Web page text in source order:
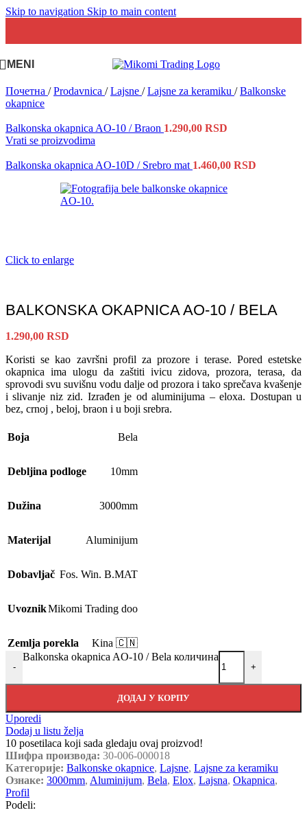
Skip to navigation Skip to main content
MENI
Почетна / Prodavnica / Lajsne / Lajsne za keramiku / Balkonske
okapnice
Balkonska okapnica AO-10 / Braon 1.290,00 RSD
Vrati se proizvodima
Balkonska okapnica AO-10D / Srebro mat 1.460,00 RSD
Click to enlarge
BALKONSKA OKAPNICA AO-10 / BELA
1.290,00 RSD
Koristi se kao završni profil za prozore i terase. Pored estetske
okapnica ima ulogu da zaštiti ivicu zidova, prozora, terasa, da
sprovodi svu suvišnu vodu dalje od prozora i tako sprečava kvašenje
i slivanje niz zid. Izrađen je od aluminijuma – eloxa. Dostupan u
bez, crnoj , beloj, braon i u boji srebra.
Boja Bela
Debljina podloge 10mm
Dužina 3000mm
Materijal Aluminijum
Dobavljač Fos. Win. B.MAT
UvoznikMikomi Trading doo
Zemlja porekla Kina 🇨🇳
-
Balkonska okapnica AO-10 / Bela количина
+
ДОДАЈ У КОРПУ
Uporedi
Dodaj u listu želja
10 posetilaca koji sada gledaju ovaj proizvod!
Шифра производа: 30-006-000018
Категорије: Balkonske okapnice, Lajsne, Lajsne za keramiku
Ознаке: 3000mm, Aluminijum, Bela, Elox, Lajsna, Okapnica,
Profil
Podeli: